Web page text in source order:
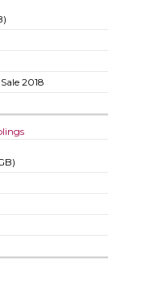
2018